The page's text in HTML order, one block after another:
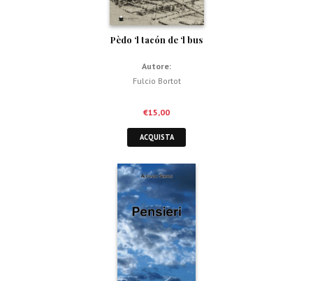
Pèdo ‘l tacón de ‘l bus
Autore:
Fulcio Bortot
€15,00
ACQUISTA